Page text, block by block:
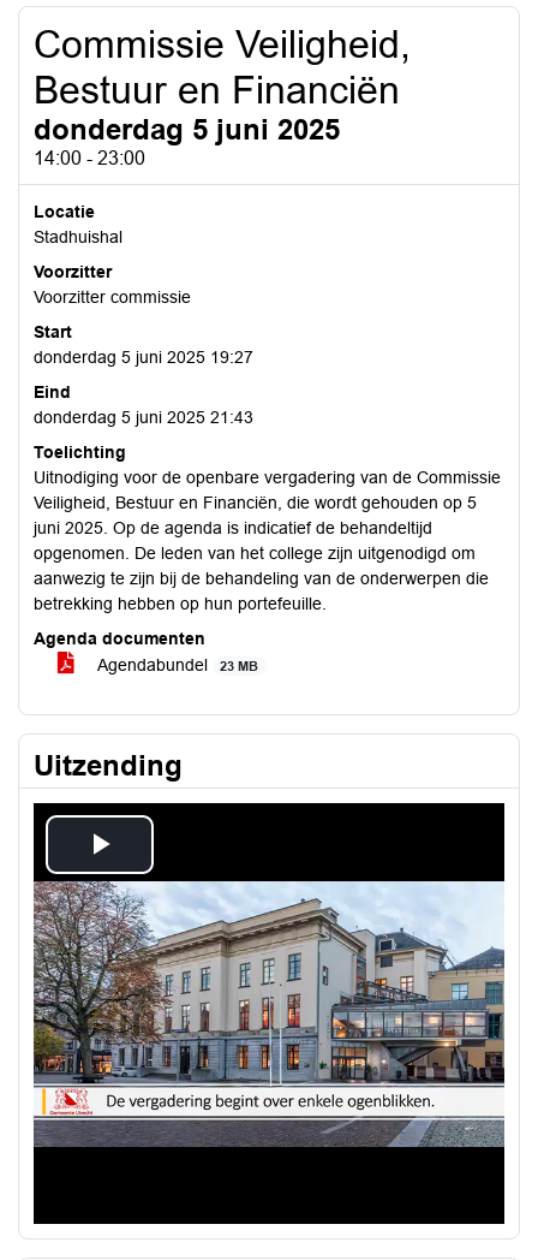
Commissie Veiligheid,
Bestuur en Financiën
donderdag 5 juni 2025
14:00 - 23:00
Locatie
Stadhuishal
Voorzitter
Voorzitter commissie
Start
donderdag 5 juni 2025 19:27
Eind
donderdag 5 juni 2025 21:43
Toelichting
Uitnodiging voor de openbare vergadering van de Commissie
Veiligheid, Bestuur en Financiën, die wordt gehouden op 5
juni 2025. Op de agenda is indicatief de behandeltijd
opgenomen. De leden van het college zijn uitgenodigd om
aanwezig te zijn bij de behandeling van de onderwerpen die
betrekking hebben op hun portefeuille.
Agenda documenten
Agendabundel
23 MB
Uitzending
Play
Video